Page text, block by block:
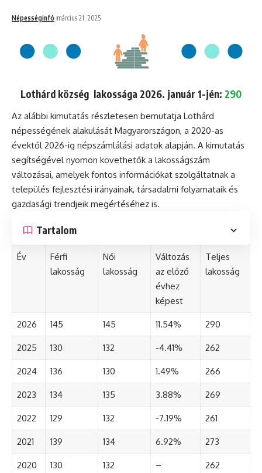
Népességinfó március 21, 2025
Lothárd község lakossága 2026. január 1-jén: 290
Az alábbi kimutatás részletesen bemutatja Lothárd
népességének alakulását Magyarországon, a 2020-as
évektől 2026-ig népszámlálási adatok alapján. A kimutatás
segítségével nyomon követhetők a lakosságszám
változásai, amelyek fontos információkat szolgáltatnak a
település fejlesztési irányainak, társadalmi folyamataik és
gazdasági trendjeik megértéséhez is.
Tartalom
Év
Férfi
lakosság
Női
lakosság
Változás
az előző
évhez
képest
Teljes
lakosság
2026 145 145 11.54% 290
2025 130 132 -4.41% 262
2024 136 130 1.49% 266
2023 134 135 3.88% 269
2022 129 132 -7.19% 261
2021 139 134 6.92% 273
2020 130 132 – 262